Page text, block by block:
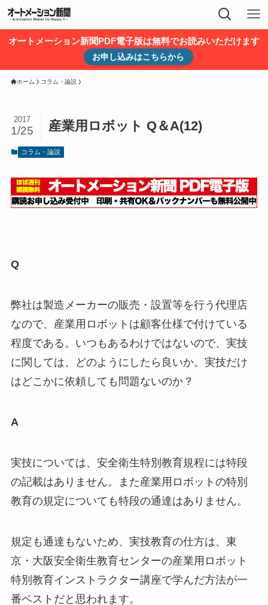
オートメーション新聞PDF電子版は無料でお読みいただけます
お申し込みはこちらから
ホーム コラム・論説
産業用ロボット Q＆A(12)
2017
1/25
コラム・論説
Q
弊社は製造メーカーの販売・設置等を行う代理店
なので、産業用ロボットは顧客仕様で付けている
程度である。いつもあるわけではないので、実技
に関しては、どのようにしたら良いか。実技だけ
はどこかに依頼しても問題ないのか？
A
実技については、安全衛生特別教育規程には特段
の記載はありません。また産業用ロボットの特別
教育の規定についても特段の通達はありません。
規定も通達もないため、実技教育の仕方は、東
京・大阪安全衛生教育センターの産業用ロボット
特別教育インストラクター講座で学んだ方法が一
番ベストだと思われます。